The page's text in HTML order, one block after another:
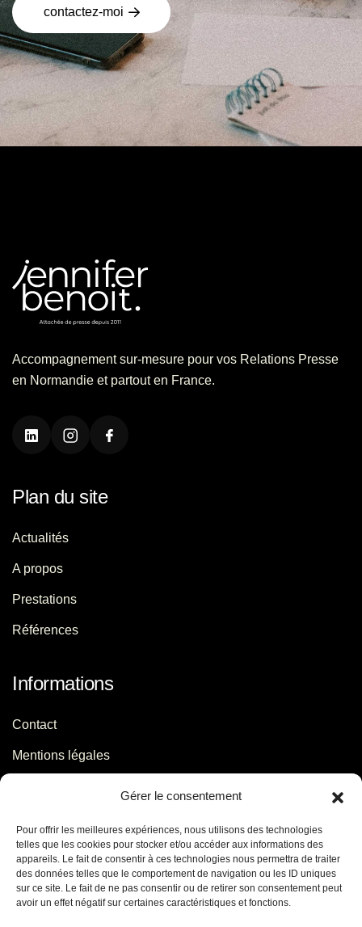
Gérer le consentement
Pour offrir les meilleures expériences, nous utilisons des technologies
telles que les cookies pour stocker et/ou accéder aux informations des
appareils. Le fait de consentir à ces technologies nous permettra de traiter
des données telles que le comportement de navigation ou les ID uniques
sur ce site. Le fait de ne pas consentir ou de retirer son consentement peut
avoir un effet négatif sur certaines caractéristiques et fonctions.
contactez-moi
Accompagnement sur-mesure pour vos Relations Presse
en Normandie et partout en France.
Plan du site
Actualités
A propos
Prestations
Références
Informations
Contact
Mentions légales
Contact
06 29 56 64 44
contact[@]jb-conseils.fr